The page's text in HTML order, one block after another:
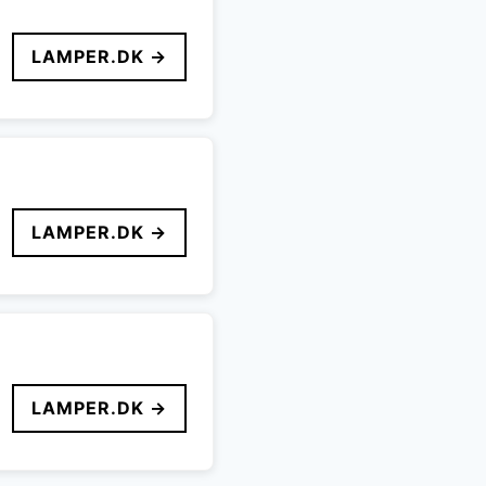
LAMPER.DK →
LAMPER.DK →
LAMPER.DK →